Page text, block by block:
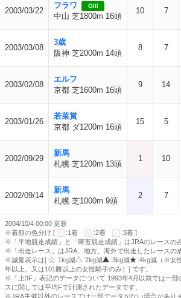
2003/03/22
フラワ GIII
中山 芝1800m 16頭
10 7
2003/03/08
3歳
阪神 芝2000m 14頭
8 7
2003/02/08
エルフ
京都 芝1600m 16頭
9 14
2003/01/26
若菜賞
京都 ダ1200m 16頭
15 5
2002/09/29
新馬
札幌 芝1200m 13頭
1 10
2002/09/14
新馬
札幌 芝1000m 9頭
2 7
2004/10/4 00:00 更新
※着順の色分け [
:1着 :2着
:3着 ]
※「平地競走成績」と「障害競走成績」はJRAのレースの
※「出走レース」はJRA、地方、海外で出走したレースの
※減量表示は[
:1kg減 :2kg減 :3kg減 :4kg減（※女
年以上、又は101勝以上の女性騎手のみ）] です。
※「上3F」表記のデータについて 1993年4月以前では一部
スに関しては平均Fで計測されたデータです。
※JRA主催以外のレースでは一部データがない場合があり